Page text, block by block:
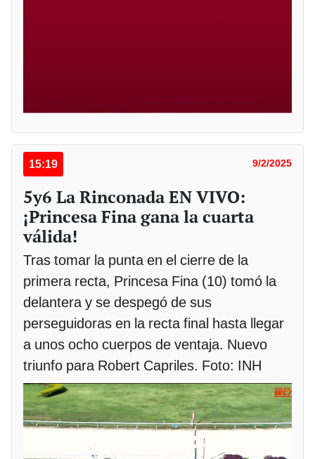
15:19 9/2/2025
5y6 La Rinconada EN VIVO:
¡Princesa Fina gana la cuarta
válida!
Tras tomar la punta en el cierre de la
primera recta, Princesa Fina (10) tomó la
delantera y se despegó de sus
perseguidoras en la recta final hasta llegar
a unos ocho cuerpos de ventaja. Nuevo
triunfo para Robert Capriles. Foto: INH